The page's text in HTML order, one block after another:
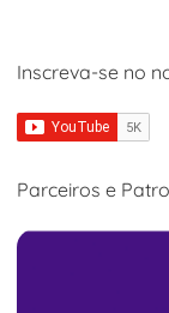
Inscreva-se no
Parceiros e